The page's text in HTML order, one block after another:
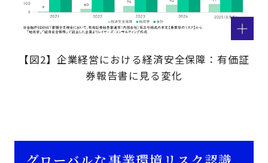
【図2】企業経営における経済安全保障：有価証
券報告書に見る変化